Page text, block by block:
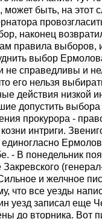
быть, на этот
наконец
правила
выбор
справедливы и
его нельзя
действия низкой
допустить
прокурора -
интриги.
- В понедельник
и желчное
что все уезды
уезд записал еще
до вторника. Вот